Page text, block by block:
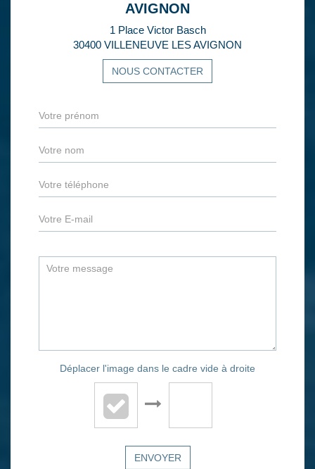
AVIGNON
1 Place Victor Basch
30400 VILLENEUVE LES AVIGNON
NOUS CONTACTER
Déplacer l'image dans le cadre vide à droite
ENVOYER